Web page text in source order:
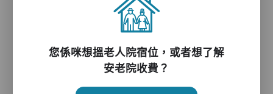
齊的問題，萬一選錯老人院的話，對長者和照顧者帶來的後果
可以非常嚴重。樂活易安老服務主任會根據每位長者的情況，
評估長者是否適合入住，並提供各項老人院推介的建議。
您係咪想搵老人院宿位，或者想了解
安老院收費？